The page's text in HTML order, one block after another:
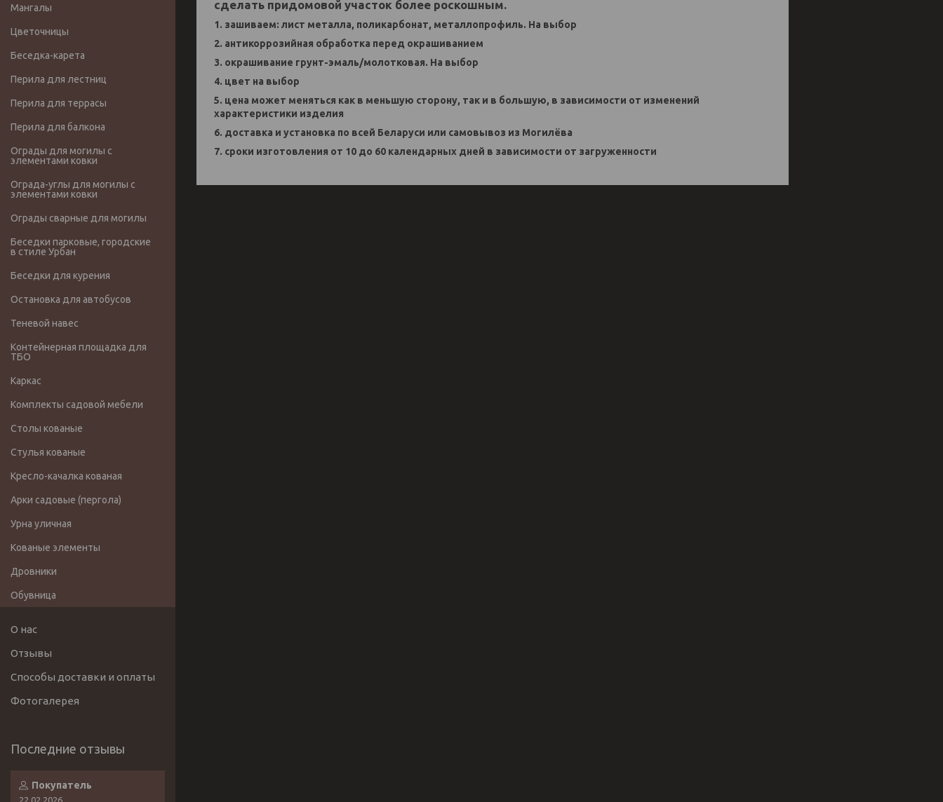
сделать придомовой участок более роскошным.
1. зашиваем: лист металла, поликарбонат, металлопрофиль. На выбор
2. антикоррозийная обработка перед окрашиванием
3. окрашивание грунт-эмаль/молотковая. На выбор
4. цвет на выбор
5. цена может меняться как в меньшую сторону, так и в большую, в зависимости от изменений
характеристики изделия
6. доставка и установка по всей Беларуси или самовывоз из Могилёва
7. сроки изготовления от 10 до 60 календарных дней в зависимости от загруженности
Мангалы
Цветочницы
Беседка-карета
Перила для лестниц
Перила для террасы
Перила для балкона
Ограды для могилы с
элементами ковки
Ограда-углы для могилы с
элементами ковки
Ограды сварные для могилы
Беседки парковые, городские
в стиле Урбан
Беседки для курения
Остановка для автобусов
Теневой навес
Контейнерная площадка для
ТБО
Каркас
Комплекты садовой мебели
Столы кованые
Стулья кованые
Кресло-качалка кованая
Арки садовые (пергола)
Урна уличная
Кованые элементы
Дровники
Обувница
О нас
Отзывы
Способы доставки и оплаты
Фотогалерея
Покупатель
22.02.2026